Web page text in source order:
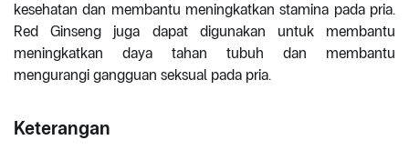
kesehatan dan membantu meningkatkan stamina pada pria.
Red Ginseng juga dapat digunakan untuk membantu
meningkatkan daya tahan tubuh dan membantu
mengurangi gangguan seksual pada pria.
Keterangan